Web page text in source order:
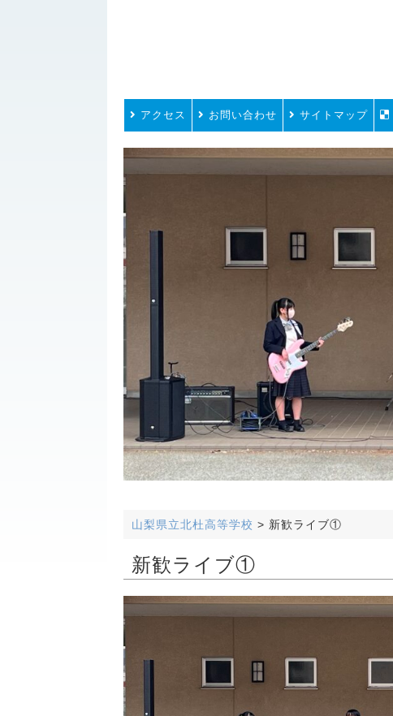
アクセス お問い合わせ サイトマップ
山梨県立北杜高等学校 > 新歓ライブ①
新歓ライブ①